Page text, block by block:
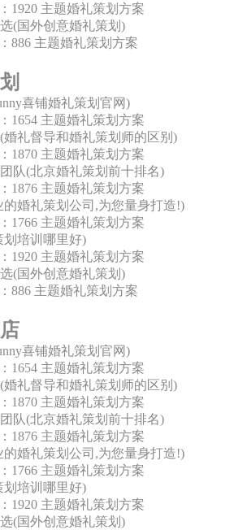
1920 主题婚礼策划方案
(国外创意婚礼策划)
886 主题婚礼策划方案
喜铺婚礼策划官网)
1654 主题婚礼策划方案
礼督导和婚礼策划师的区别)
1870 主题婚礼策划方案
队(北京婚礼策划前十排名)
1876 主题婚礼策划方案
婚礼策划公司,为您量身打造!)
1766 主题婚礼策划方案
划培训哪里好)
1920 主题婚礼策划方案
(国外创意婚礼策划)
886 主题婚礼策划方案
喜铺婚礼策划官网)
1654 主题婚礼策划方案
礼督导和婚礼策划师的区别)
1870 主题婚礼策划方案
队(北京婚礼策划前十排名)
1876 主题婚礼策划方案
婚礼策划公司,为您量身打造!)
1766 主题婚礼策划方案
划培训哪里好)
1920 主题婚礼策划方案
(国外创意婚礼策划)